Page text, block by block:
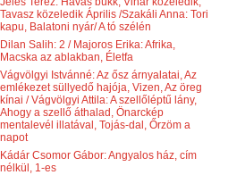
Tavasz közeledik Április /Szakáli Anna: Tori
kapu, Balatoni nyár/ A tó szélén
Dilan Salih: 2 / Majoros Erika: Afrika,
Macska az ablakban, Életfa
Vágvölgyi Istvánné: Az ősz árnyalatai, Az
emlékezet süllyedő hajója, Vizen, Az öreg
kínai / Vágvölgyi Attila: A szellőléptű lány,
Ahogy a szellő áthalad, Önarckép
mentalevél illatával, Tojás-dal, Őrzöm a
napot
Kádár Csomor Gábor: Angyalos ház, cím
nélkül, 1-es